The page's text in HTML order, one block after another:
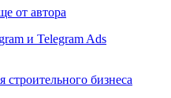
от автора
и Telegram Ads
строительного бизнеса